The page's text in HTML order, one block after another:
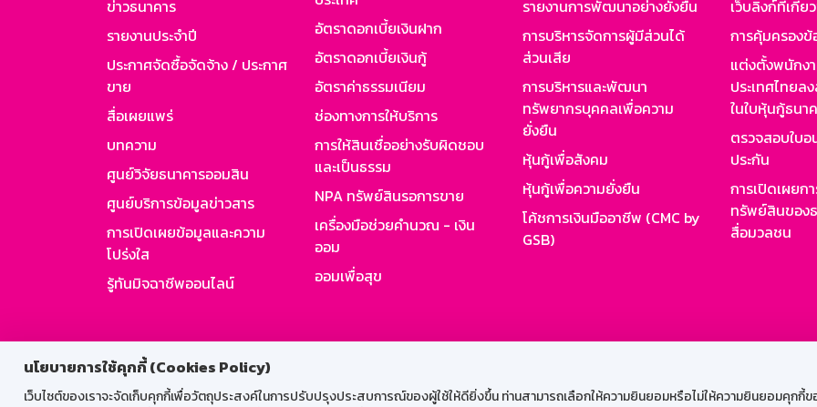
นโยบายการใช้คุกกี้ (Cookies Policy)
เว็บไซต์ของเราจะจัดเก็บคุกกี้เพื่อวัตถุประสงค์ในการปรับปรุงประสบการณ์ของผู้ใช้ให้ดียิ่งขึ้น ท่านสามารถเลือกให้ความยินยอมหรือไม่ให้ความยินยอมคุกกี้ข
ข่าวธนาคาร
รายงานประจำปี
ประกาศจัดซื้อจัดจ้าง / ประกาศ
ขาย
สื่อเผยแพร่
บทความ
ศูนย์วิจัยธนาคารออมสิน
ศูนย์บริการข้อมูลข่าวสาร
การเปิดเผยข้อมูลและความ
โปร่งใส
รู้ทันมิจฉาชีพออนไลน์
อัตราดอกเบี้ยเงินฝาก
อัตราดอกเบี้ยเงินกู้
อัตราค่าธรรมเนียม
ช่องทางการให้บริการ
การให้สินเชื่ออย่างรับผิดชอบ
และเป็นธรรม
NPA ทรัพย์สินรอการขาย
เครื่องมือช่วยคำนวณ - เงิน
ออม
ออมเพื่อสุข
รายงานการพัฒนาอย่างยั่งยืน
การบริหารจัดการผู้มีส่วนได้
ส่วนเสีย
การบริหารและพัฒนา
ทรัพยากรบุคคลเพื่อความ
ยั่งยืน
หุ้นกู้เพื่อสังคม
หุ้นกู้เพื่อความยั่งยืน
โค้ชการเงินมืออาชีพ (CMC by
GSB)
เว็บลิงก์ที่เกี่ย
การคุ้มครอง
แต่งตั้งพนักง
ประเทศไทยล
ในใบหุ้นกู้ธนา
ตรวจสอบใบ
ประกัน
การเปิดเผยก
ทรัพย์สินของ
สื่อมวลชน